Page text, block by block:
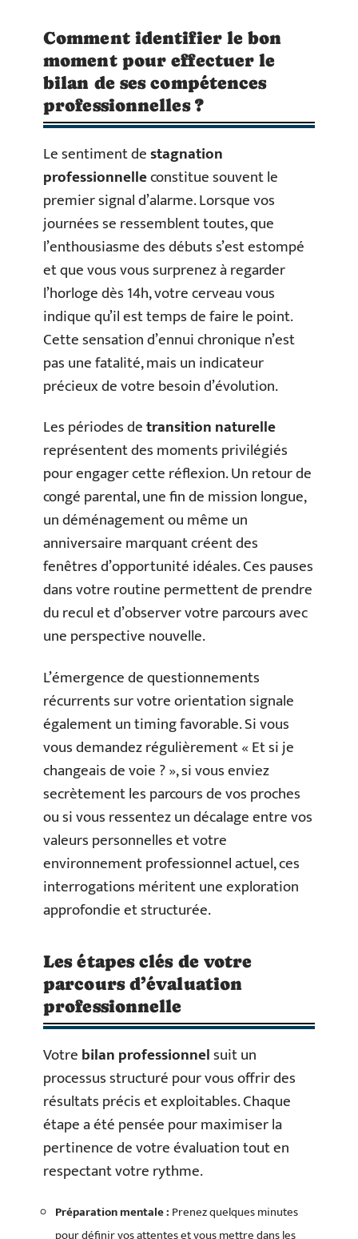
Comment identifier le bon
moment pour effectuer le
bilan de ses compétences
professionnelles ?
Le sentiment destagnation
professionnelleconstitue souvent le
premier signal d’alarme. Lorsque vos
journées se ressemblent toutes, que
l’enthousiasme des débuts s’est estompé
et que vous vous surprenez à regarder
l’horloge dès 14h, votre cerveau vous
indique qu’il est temps de faire le point.
Cette sensation d’ennui chronique n’est
pas une fatalité, mais un indicateur
précieux de votre besoin d’évolution.
Les périodes detransition naturelle
représentent des moments privilégiés
pour engager cette réflexion. Un retour de
congé parental, une fin de mission longue,
un déménagement ou même un
anniversaire marquant créent des
fenêtres d’opportunité idéales. Ces pauses
dans votre routine permettent de prendre
du recul et d’observer votre parcours avec
une perspective nouvelle.
L’émergence de questionnements
récurrents sur votre orientation signale
également un timing favorable. Si vous
vous demandez régulièrement « Et si je
changeais de voie ? », si vous enviez
secrètement les parcours de vos proches
ou si vous ressentez un décalage entre vos
valeurs personnelles et votre
environnement professionnel actuel, ces
interrogations méritent une exploration
approfondie et structurée.
Les étapes clés de votre
parcours d’évaluation
professionnelle
Votrebilan professionnelsuit un
processus structuré pour vous offrir des
résultats précis et exploitables. Chaque
étape a été pensée pour maximiser la
pertinence de votre évaluation tout en
respectant votre rythme.
Préparation mentale : Prenez quelques minutes